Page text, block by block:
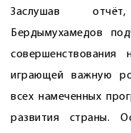
Заслушав
Бердымухамедов
совершенствования
играющей важную
всех намеченных
развития страны.